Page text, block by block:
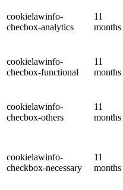
cookielawinfo-
checbox-analytics
11
months
cookielawinfo-
checbox-functional
11
months
cookielawinfo-
checbox-others
11
months
cookielawinfo-
checkbox-necessary
11
months